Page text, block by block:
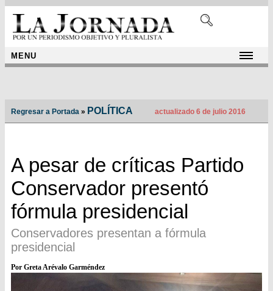
MENU
Regresar a Portada » POLÍTICA actualizado 6 de julio 2016
A pesar de críticas Partido
Conservador presentó
fórmula presidencial
Conservadores presentan a fórmula
presidencial
Por Greta Arévalo Garméndez